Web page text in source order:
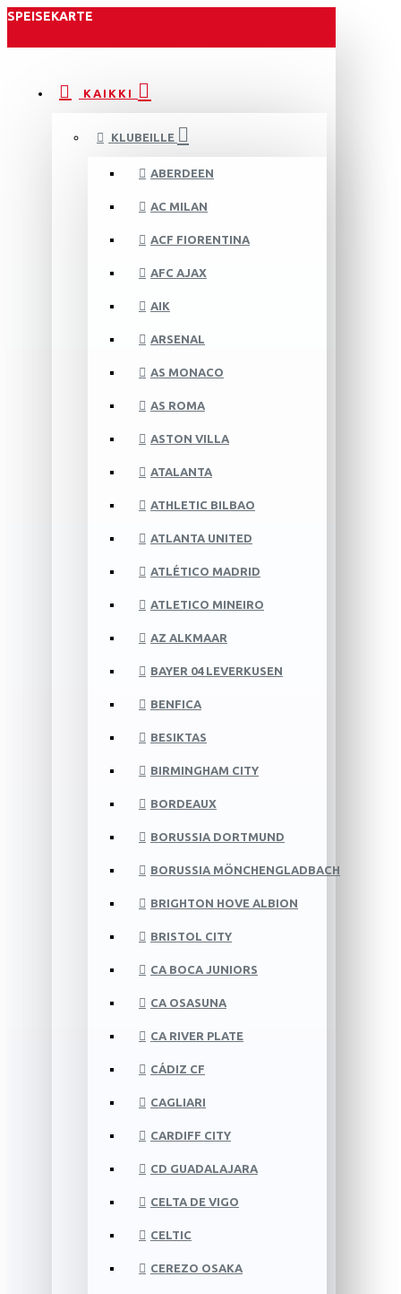
SPEISEKARTE
KAIKKI
KLUBEILLE
ABERDEEN
AC MILAN
ACF FIORENTINA
AFC AJAX
AIK
ARSENAL
AS MONACO
AS ROMA
ASTON VILLA
ATALANTA
ATHLETIC BILBAO
ATLANTA UNITED
ATLÉTICO MADRID
ATLETICO MINEIRO
AZ ALKMAAR
BAYER 04 LEVERKUSEN
BENFICA
BESIKTAS
BIRMINGHAM CITY
BORDEAUX
BORUSSIA DORTMUND
BORUSSIA MÖNCHENGLADBACH
BRIGHTON HOVE ALBION
BRISTOL CITY
CA BOCA JUNIORS
CA OSASUNA
CA RIVER PLATE
CÁDIZ CF
CAGLIARI
CARDIFF CITY
CD GUADALAJARA
CELTA DE VIGO
CELTIC
CEREZO OSAKA